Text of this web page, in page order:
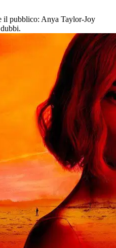
pubblico: Anya Taylor-Joy